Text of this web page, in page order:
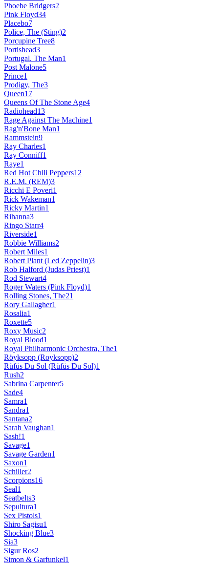
Phoebe Bridgers2
Pink Floyd34
Placebo7
Police, The (Sting)2
Porcupine Tree8
Portishead3
Portugal. The Man1
Post Malone5
Prince1
Prodigy, The3
Queen17
Queens Of The Stone Age4
Radiohead13
Rage Against The Machine1
Rag'n'Bone Man1
Rammstein9
Ray Charles1
Ray Conniff1
Raye1
Red Hot Chili Peppers12
R.E.M. ‎(REM)3
Ricchi E Poveri1
Rick Wakeman1
Ricky Martin1
Rihanna3
Ringo Starr4
Riverside1
Robbie Williams2
Robert Miles1
Robert Plant (Led Zeppelin)3
Rob Halford (Judas Priest)1
Rod Stewart4
Roger Waters (Pink Floyd)1
Rolling Stones, The21
Rory Gallagher1
Rosalia1
Roxette5
Roxy Music2
Royal Blood1
Royal Philharmonic Orchestra, The1
Röyksopp (Royksopp)2
Rüfüs Du Sol (Rüfüs Du Sol)1
Rush2
Sabrina Carpenter5
Sade4
Samra1
Sandra1
Santana2
Sarah Vaughan1
Sash!1
Savage1
Savage Garden1
Saxon1
Schiller2
Scorpions16
Seal1
Seatbelts3
Sepultura1
Sex Pistols1
Shiro Sagisu1
Shocking Blue3
Sia3
Sigur Ros2
Simon & Garfunkel1